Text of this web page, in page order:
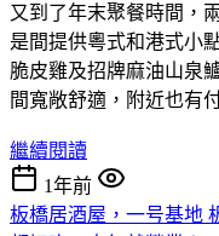
又到了年末聚餐時間，
是間提供粵式和港式小
脆皮雞及招牌麻油山泉
間寬敞舒適，附近也有
繼續閱讀
1年前
板橋居酒屋，一号基地